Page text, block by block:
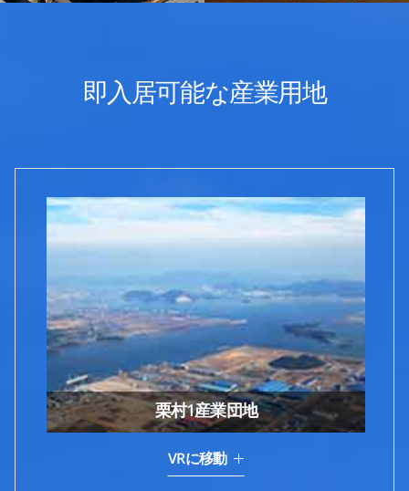
即入居可能な産業用地
栗村1産業団地
VRに移動